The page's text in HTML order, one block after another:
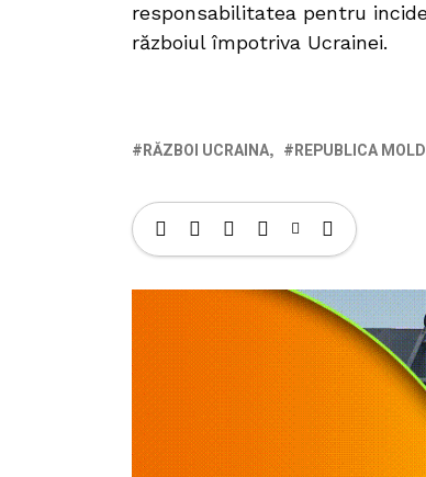
responsabilitatea pentru
războiul împotriva Ucrainei.
RĂZBOI UCRAINA REPUBLICA